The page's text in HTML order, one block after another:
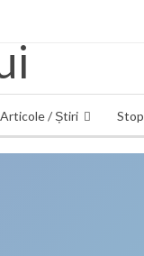
Articole / Știri